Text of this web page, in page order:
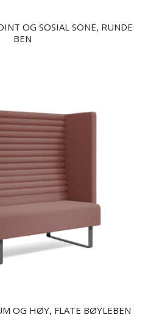
OG SOSIAL SONE, RUNDE
BEN
OG HØY, FLATE BØYLEBEN